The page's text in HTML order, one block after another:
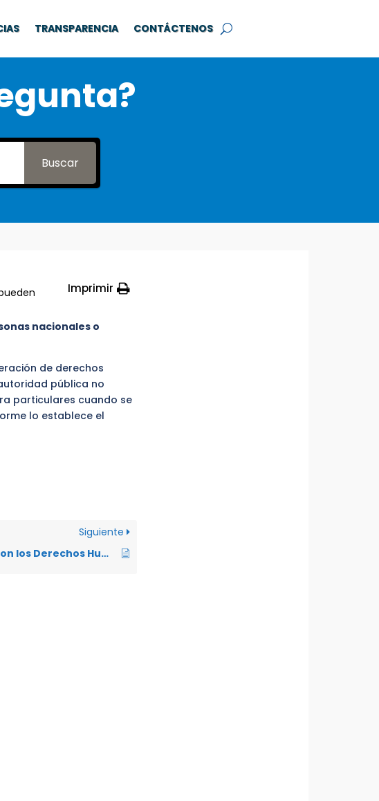
TRANSPARENCIA CONTÁCTENOS
Buscar
Imprimir
nacionales o
de derechos
pública no
particulares cuando se
lo establece el
Siguiente
¿Qué son los Derechos Humanos?